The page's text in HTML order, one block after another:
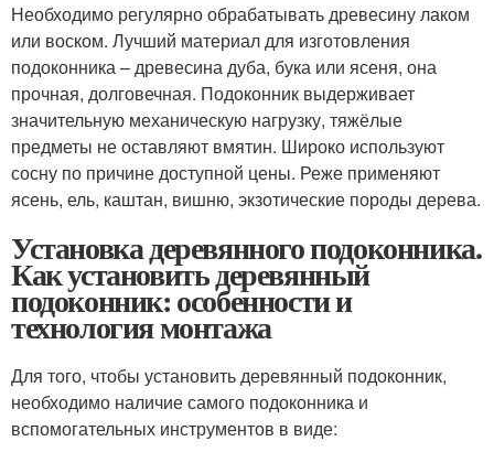
Необходимо регулярно обрабатывать древесину лаком
или воском. Лучший материал для изготовления
подоконника – древесина дуба, бука или ясеня, она
прочная, долговечная. Подоконник выдерживает
значительную механическую нагрузку, тяжёлые
предметы не оставляют вмятин. Широко используют
сосну по причине доступной цены. Реже применяют
ясень, ель, каштан, вишню, экзотические породы дерева.
Установка деревянного подоконника.
Как установить деревянный
подоконник: особенности и
технология монтажа
Для того, чтобы установить деревянный подоконник,
необходимо наличие самого подоконника и
вспомогательных инструментов в виде: